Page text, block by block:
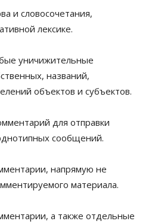
и словосочетания,
лексике.
уничижительные
названий,
объектов и субъектов.
для отправки
сообщений.
напрямую не
материала.
а также отдельные